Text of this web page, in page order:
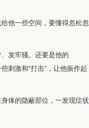
他一些空间，要懂得忽松忽
发牢骚。还要是他的
刺激和“打击”，让他振作起
体的隐蔽部位，一发现症状